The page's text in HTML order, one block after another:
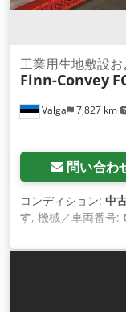
Valga 7,827 km
工業用生地敷設
Finn-Convey
問い合わ
コンディション: 中
す, 機械／車両番号:
16 A, 最大切断幅: